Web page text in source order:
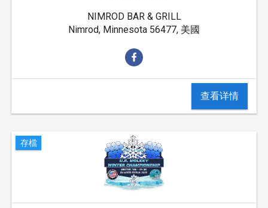
NIMROD BAR & GRILL
Nimrod, Minnesota 56477, 美國
查看详情
存檔